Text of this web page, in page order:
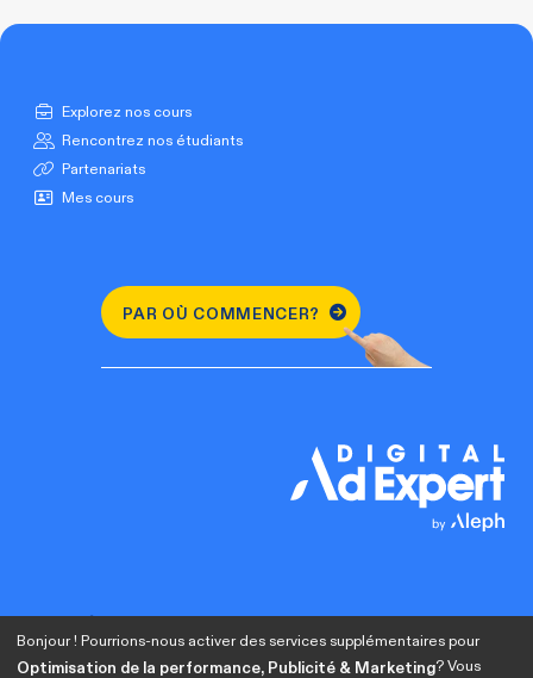
Explorez nos cours
Rencontrez nos étudiants
Partenariats
Mes cours
PAR OÙ COMMENCER?
Bonjour ! Pourrions-nous activer des services supplémentaires pour
Optimisation de la performance, Publicité & Marketing? Vous